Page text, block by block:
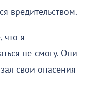
вредительством.
что я
не смогу. Они
свои опасения